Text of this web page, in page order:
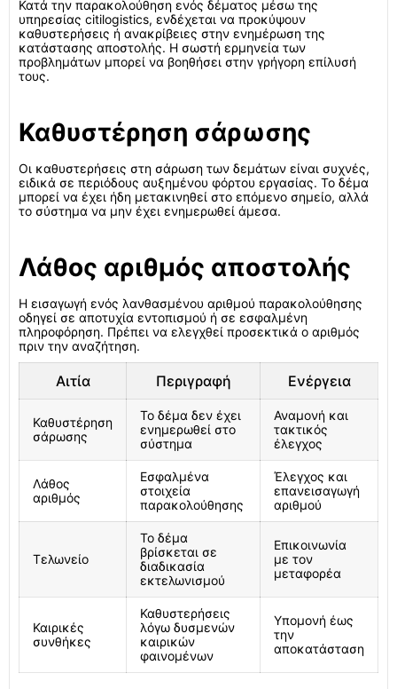
Κατά την παρακολούθηση ενός δέματος μέσω της
υπηρεσίας citilogistics, ενδέχεται να προκύψουν
καθυστερήσεις ή ανακρίβειες στην ενημέρωση της
κατάστασης αποστολής. Η σωστή ερμηνεία των
προβλημάτων μπορεί να βοηθήσει στην γρήγορη επίλυσή
τους.
Καθυστέρηση σάρωσης
Οι καθυστερήσεις στη σάρωση των δεμάτων είναι συχνές,
ειδικά σε περιόδους αυξημένου φόρτου εργασίας. Το δέμα
μπορεί να έχει ήδη μετακινηθεί στο επόμενο σημείο, αλλά
το σύστημα να μην έχει ενημερωθεί άμεσα.
Λάθος αριθμός αποστολής
Η εισαγωγή ενός λανθασμένου αριθμού παρακολούθησης
οδηγεί σε αποτυχία εντοπισμού ή σε εσφαλμένη
πληροφόρηση. Πρέπει να ελεγχθεί προσεκτικά ο αριθμός
πριν την αναζήτηση.
Αιτία Περιγραφή Ενέργεια
Καθυστέρηση
σάρωσης
Το δέμα δεν έχει
ενημερωθεί στο
σύστημα
Αναμονή και
τακτικός
έλεγχος
Λάθος
αριθμός
Εσφαλμένα
στοιχεία
παρακολούθησης
Έλεγχος και
επανεισαγωγή
αριθμού
Τελωνείο
Το δέμα
βρίσκεται σε
διαδικασία
εκτελωνισμού
Επικοινωνία
με τον
μεταφορέα
Καιρικές
συνθήκες
Καθυστερήσεις
λόγω δυσμενών
καιρικών
φαινομένων
Υπομονή έως
την
αποκατάσταση